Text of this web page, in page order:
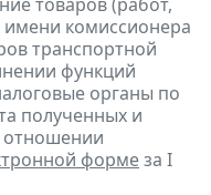
имени комиссионера
транспортной
функций
органы по
полученных и
отношении
формеза I